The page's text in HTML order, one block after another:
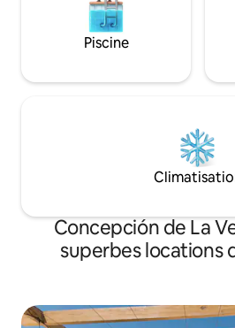
Piscine
Concepción de La
superbes locations